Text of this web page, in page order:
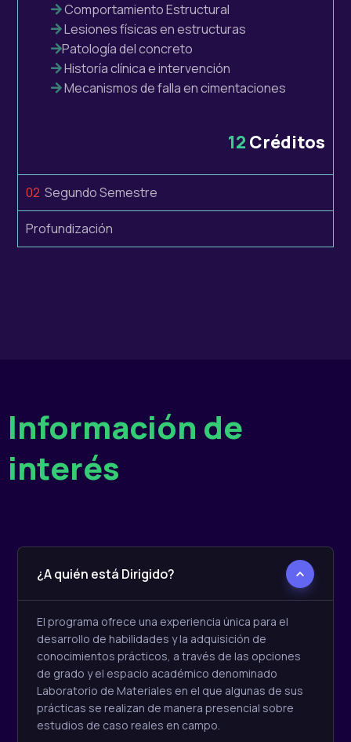
Comportamiento Estructural
Lesiones físicas en estructuras
Patología del concreto
Historía clínica e intervención
Mecanismos de falla en cimentaciones
12 Créditos
02 Segundo Semestre
Profundización
Información de
interés
¿A quién está Dirigido?
El programa ofrece una experiencia única para el
desarrollo de habilidades y la adquisición de
conocimientos prácticos, a través de las opciones
de grado y el espacio académico denominado
Laboratorio de Materiales en el que algunas de sus
prácticas se realizan de manera presencial sobre
estudios de caso reales en campo.